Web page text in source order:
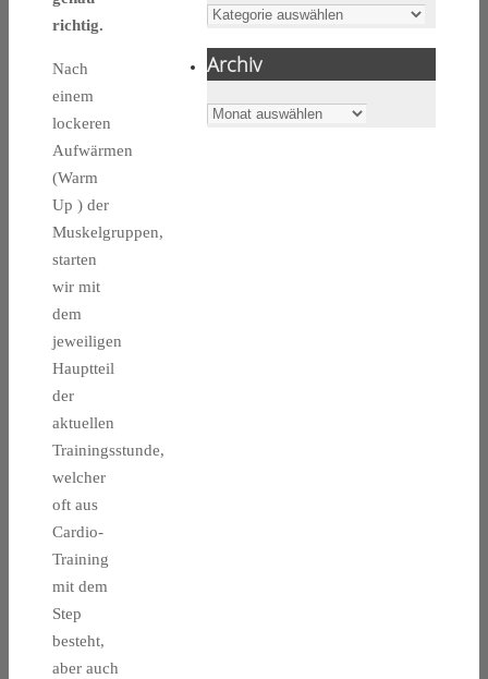
richtig.
Nach
einem
lockeren
Aufwärmen
(Warm
Up ) der
Muskelgruppen,
starten
wir mit
dem
jeweiligen
Hauptteil
der
aktuellen
Trainingsstunde,
welcher
oft aus
Cardio-
Training
mit dem
Step
besteht,
aber auch
Kategorien
Archiv
Archiv